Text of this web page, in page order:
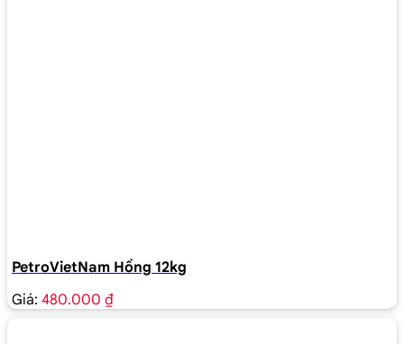
PetroVietNam Hồng 12kg
Giá: 480.000 ₫